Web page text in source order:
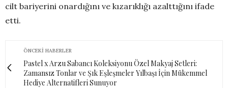
cilt bariyerini onardığını ve kızarıklığı azalttığını ifade
etti.
ÖNCEKI HABERLER
Pastel x Arzu Sabancı Koleksiyonu Özel Makyaj Setleri:
Zamansız Tonlar ve Şık Eşleşmeler Yılbaşı İçin Mükemmel
Hediye Alternatifleri Sunuyor